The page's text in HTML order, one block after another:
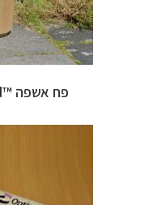
פח אשפה ™Sherwood ללא מכסה